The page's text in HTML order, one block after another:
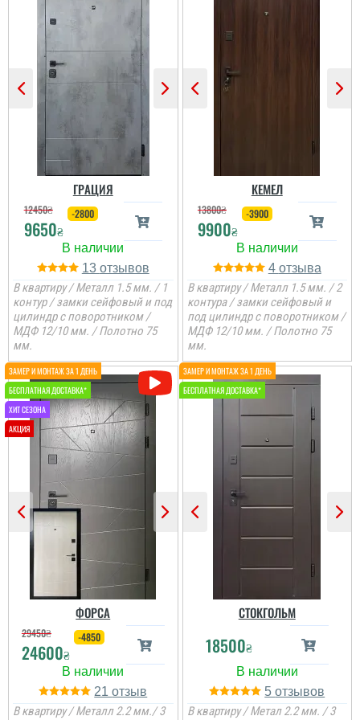
Іван
встановили швидко, все
заробили і зробили як
хотіли
читати всі відгуки
Якісні, гарні двері.
вибору. Дуже дякую!
читати всі відгуки
Олег
Сподобався конструктив
та наповненням. Тут ж
стеродур+мінвата і
фольгоізол ну і
терморозрив. Хлопці
установщик професійні
...
В магазині дуже великий
вибір і дуже
модель. Встановили
читати всі відгуки
ГРАЦИЯ
12450₴
9650₴
-2800
13
В квартиру / Металл 1.5 мм. / 1
контур / замки сейфовый и под
цилиндр с поворотником /
МДФ 12/10 мм. / Полотно 75
мм.
КЕМЕЛ
13800₴
9900₴
-3900
4
В квартиру / Металл 1.5 мм. / 2
контура / замки сейфовый и
под цилиндр с поворотником /
МДФ 12/10 мм. / Полотно 75
мм.
ФОРСА
29450₴
24600₴
-4850
21
В квартиру / Металл 2.2 мм./ 3
СТОКГОЛЬМ
18500₴
5
В квартиру / Метал 2.2 мм. / 3